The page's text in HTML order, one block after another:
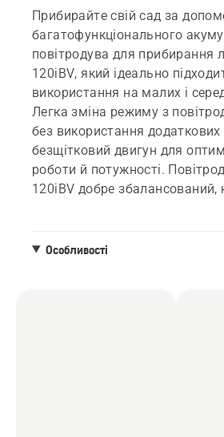
Прибирайте свій сад за
багатофункціонального
повітродува для прибирання
120iBV, який ідеально
використання на малих і
Легка зміна режиму з
без використання додаткових
безщітковий двигун для
роботи й потужності.
120iBV добре збалансований,
зниження втоми.
Особливості